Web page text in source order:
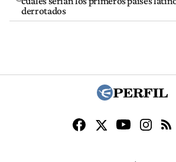
derrotados